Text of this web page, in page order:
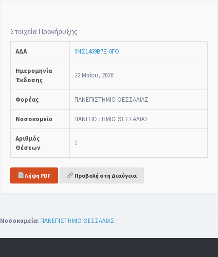
Στοιχεία Προκήρυξης
ΑΔΑ 9ΝΣ1469Β7Ξ-0ΓΟ
Ημερομηνία
Έκδοσης
22 Μαΐου, 2026
Φορέας ΠΑΝΕΠΙΣΤΗΜΙΟ ΘΕΣΣΑΛΙΑΣ
Νοσοκομείο ΠΑΝΕΠΙΣΤΗΜΙΟ ΘΕΣΣΑΛΙΑΣ
Αριθμός
Θέσεων
1
Λήψη PDF Προβολή στη Διαύγεια
Νοσοκομεία: ΠΑΝΕΠΙΣΤΗΜΙΟ ΘΕΣΣΑΛΙΑΣ